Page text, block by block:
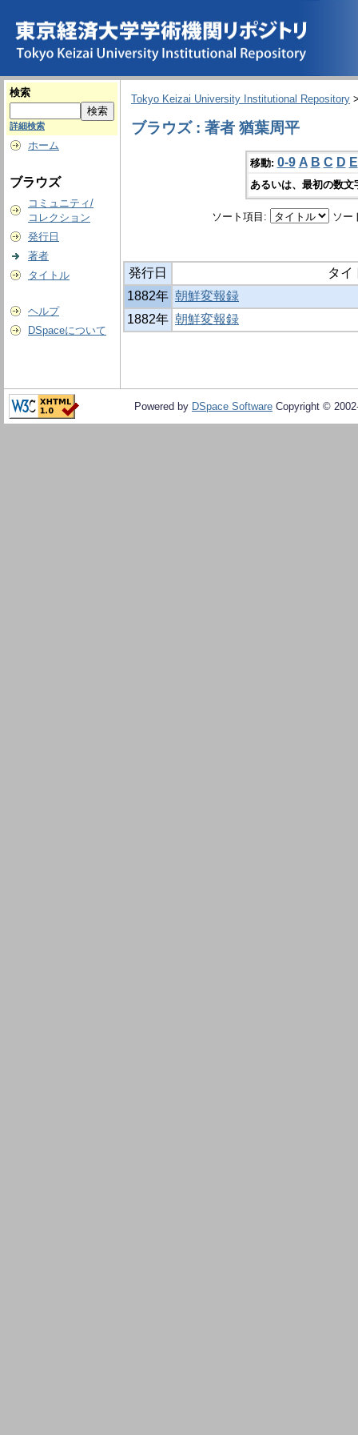
検索
詳細検索
ホーム
ブラウズ
コミュニティ/
コレクション
発行日
著者
タイトル
ヘルプ
DSpaceについて
Tokyo Keizai University Institutional Repository
ブラウズ : 著者 猶葉周平
移動: 0-9 A B C D E
あるいは、最初の数
ソート項目: ソー
発行日
タイ
1882年 朝鮮変報録
1882年 朝鮮変報録
Powered by DSpace Software Copyright ©